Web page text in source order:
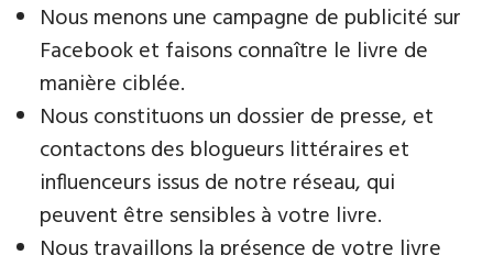
Nous menons une campagne de publicité sur
Facebook et faisons connaître le livre de
manière ciblée.
Nous constituons un dossier de presse, et
contactons des blogueurs littéraires et
influenceurs issus de notre réseau, qui
peuvent être sensibles à votre livre.